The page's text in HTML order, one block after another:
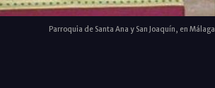
Parroquia de Santa Ana y San Joaquín, en Málaga